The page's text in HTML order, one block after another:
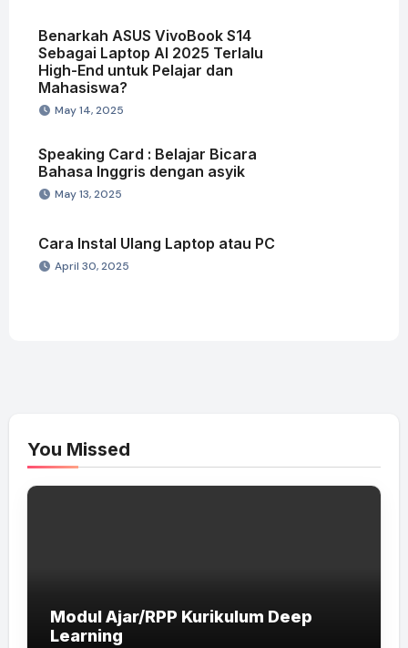
Benarkah ASUS VivoBook S14
Sebagai Laptop AI 2025 Terlalu
High-End untuk Pelajar dan
Mahasiswa?
May 14, 2025
Speaking Card : Belajar Bicara
Bahasa Inggris dengan asyik
May 13, 2025
Cara Instal Ulang Laptop atau PC
April 30, 2025
You Missed
Modul Ajar/RPP Kurikulum Deep
Learning